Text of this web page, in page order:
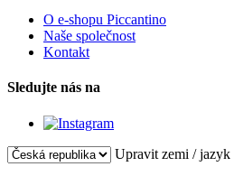
O e-shopu Piccantino
Naše společnost
Kontakt
Sledujte nás na
Upravit zemi / jazyk